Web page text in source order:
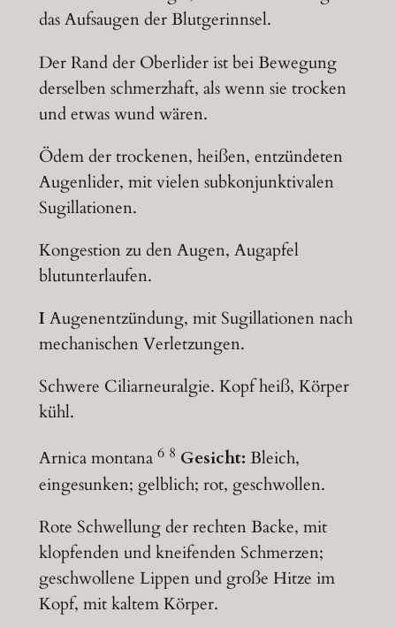
das Aufsaugen der Blutgerinnsel.
Der Rand der Oberlider ist bei Bewegung
derselben schmerzhaft, als wenn sie trocken
und etwas wund wären.
Ödem der trockenen, heißen, entzündeten
Augenlider, mit vielen subkonjunktivalen
Sugillationen.
Kongestion zu den Augen, Augapfel
blutunterlaufen.
I Augenentzündung, mit Sugillationen nach
mechanischen Verletzungen.
Schwere Ciliarneuralgie. Kopf heiß, Körper
kühl.
Arnica montana 6 8 Gesicht: Bleich,
eingesunken; gelblich; rot, geschwollen.
Rote Schwellung der rechten Backe, mit
klopfenden und kneifenden Schmerzen;
geschwollene Lippen und große Hitze im
Kopf, mit kaltem Körper.